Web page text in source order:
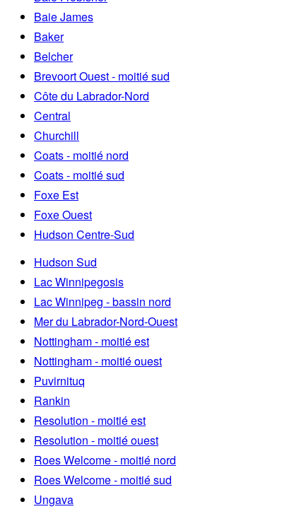
Baie James
Baker
Belcher
Brevoort Ouest - moitié sud
Côte du Labrador-Nord
Central
Churchill
Coats - moitié nord
Coats - moitié sud
Foxe Est
Foxe Ouest
Hudson Centre-Sud
Hudson Sud
Lac Winnipegosis
Lac Winnipeg - bassin nord
Mer du Labrador-Nord-Ouest
Nottingham - moitié est
Nottingham - moitié ouest
Puvirnituq
Rankin
Resolution - moitié est
Resolution - moitié ouest
Roes Welcome - moitié nord
Roes Welcome - moitié sud
Ungava